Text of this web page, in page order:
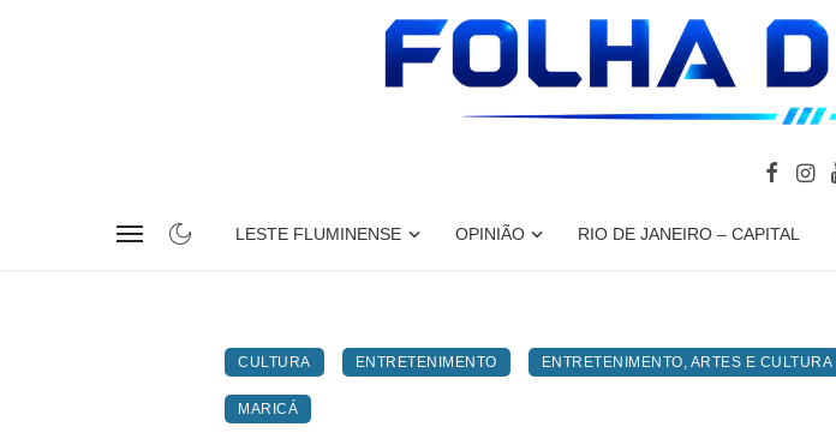
LESTE FLUMINENSE OPINIÃO RIO DE JANEIRO – CAPITAL
CULTURA ENTRETENIMENTO ENTRETENIMENTO, ARTES E CULTURA
MARICÁ